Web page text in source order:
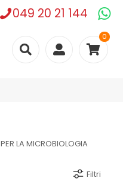
049 20 21 144
0
LA MICROBIOLOGIA
Filtri